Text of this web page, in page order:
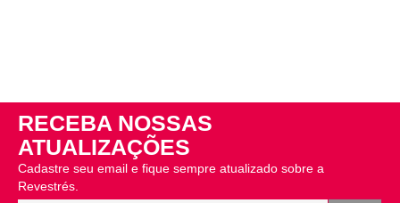
RECEBA NOSSAS
ATUALIZAÇÕES
Cadastre seu email e fique sempre atualizado sobre a
Revestrés.